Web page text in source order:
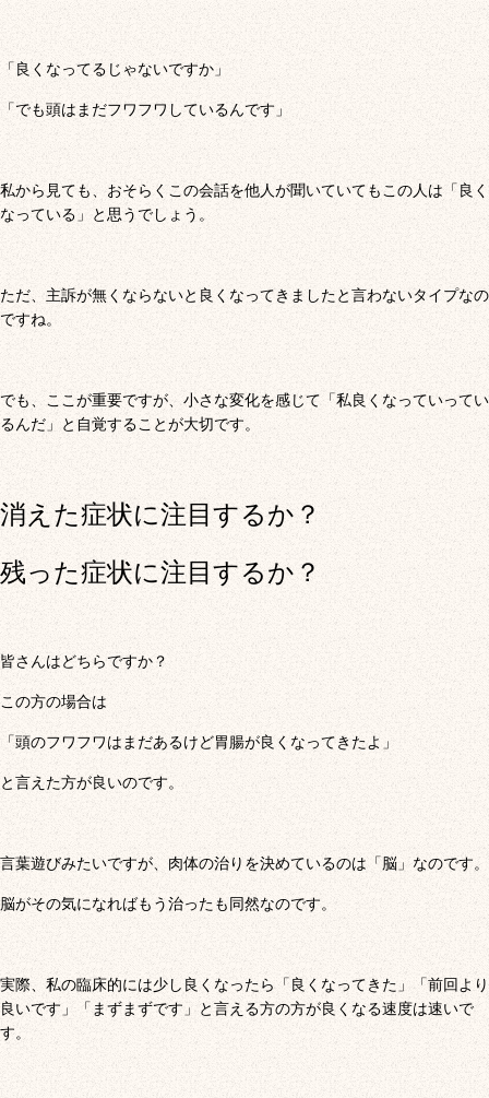
「良くなってるじゃないですか」
「でも頭はまだフワフワしているんです」
私から見ても、おそらくこの会話を他人が聞いていてもこの人は「良く
なっている」と思うでしょう。
ただ、主訴が無くならないと良くなってきましたと言わないタイプなの
ですね。
でも、ここが重要ですが、小さな変化を感じて「私良くなっていってい
るんだ」と自覚することが大切です。
消えた症状に注目するか？
残った症状に注目するか？
皆さんはどちらですか？
この方の場合は
「頭のフワフワはまだあるけど胃腸が良くなってきたよ」
と言えた方が良いのです。
言葉遊びみたいですが、肉体の治りを決めているのは「脳」なのです。
脳がその気になればもう治ったも同然なのです。
実際、私の臨床的には少し良くなったら「良くなってきた」「前回より
良いです」「まずまずです」と言える方の方が良くなる速度は速いで
す。